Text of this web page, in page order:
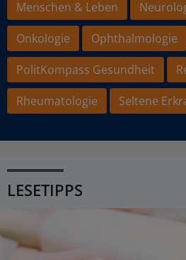
Menschen & Leben
Onkologie
Ophthalmologie
PolitKompass Gesundheit
Rheumatologie
Seltene
LESETIPPS